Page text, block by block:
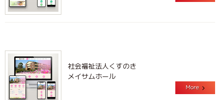
社会福祉法人くすのき
メイサムホール
More